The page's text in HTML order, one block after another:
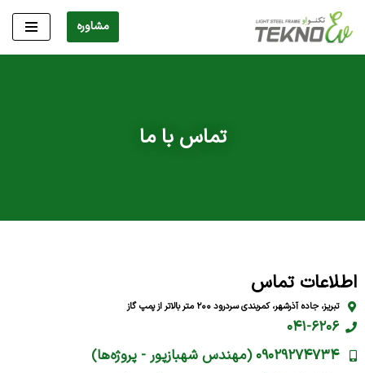
پرش
مشاوره
تماس با ما
اطلاعات تماس
تبریز، جاده آذرشهر، کمربندی سردرود ۲۰۰ متر بالاتر از پمپ گاز
۰۴۱-۶۲۰۶
۰۹۰۲۹۲۷۴۷۳۴ (مهندس شهبازپور - پروژه‌ها)